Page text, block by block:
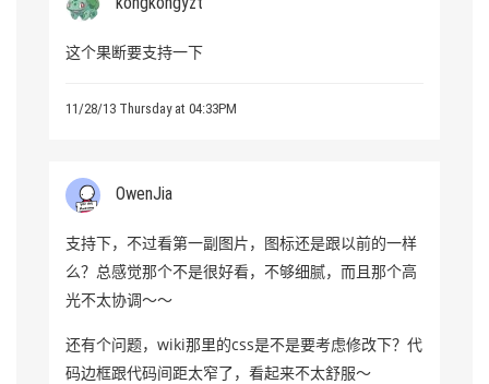
这个果断要支持一下
11/28/13 Thursday at 04:33PM
OwenJia
支持下，不过看第一副图片，图标还是跟以前的一样
么？总感觉那个不是很好看，不够细腻，而且那个高
光不太协调～～
还有个问题，wiki那里的css是不是要考虑修改下？代
码边框跟代码间距太窄了，看起来不太舒服～